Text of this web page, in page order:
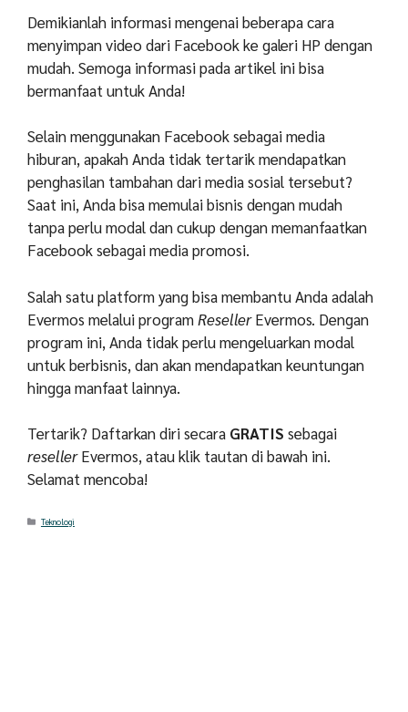
Demikianlah informasi mengenai beberapa cara
menyimpan video dari Facebook ke galeri HP dengan
mudah. Semoga informasi pada artikel ini bisa
bermanfaat untuk Anda!
Selain menggunakan Facebook sebagai media
hiburan, apakah Anda tidak tertarik mendapatkan
penghasilan tambahan dari media sosial tersebut?
Saat ini, Anda bisa memulai bisnis dengan mudah
tanpa perlu modal dan cukup dengan memanfaatkan
Facebook sebagai media promosi.
Salah satu platform yang bisa membantu Anda adalah
Evermos melalui programResellerEvermos. Dengan
program ini, Anda tidak perlu mengeluarkan modal
untuk berbisnis, dan akan mendapatkan keuntungan
hingga manfaat lainnya.
Tertarik? Daftarkan diri secara GRATIS sebagai
resellerEvermos, atau klik tautan di bawah ini.
Selamat mencoba!
Categories
Teknologi